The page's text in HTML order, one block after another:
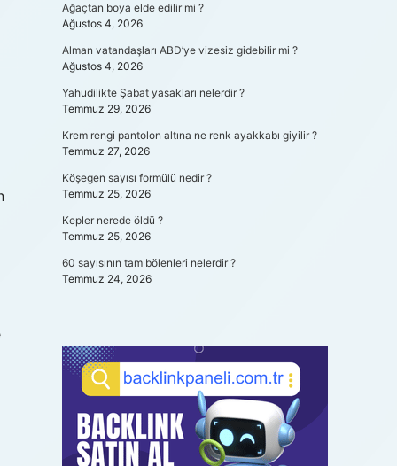
Ağaçtan boya elde edilir mi ?
Ağustos 4, 2026
Alman vatandaşları ABD’ye vizesiz gidebilir mi ?
Ağustos 4, 2026
Yahudilikte Şabat yasakları nelerdir ?
Temmuz 29, 2026
Krem rengi pantolon altına ne renk ayakkabı giyilir ?
Temmuz 27, 2026
Köşegen sayısı formülü nedir ?
Temmuz 25, 2026
Kepler nerede öldü ?
Temmuz 25, 2026
60 sayısının tam bölenleri nelerdir ?
Temmuz 24, 2026